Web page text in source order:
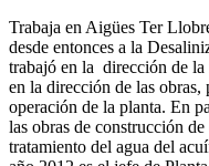
Trabaja en Aigües Ter
desde entonces a la
trabajó en la dirección de
en la dirección de las obras,
operación de la planta. En
las obras de construcción
tratamiento del agua del